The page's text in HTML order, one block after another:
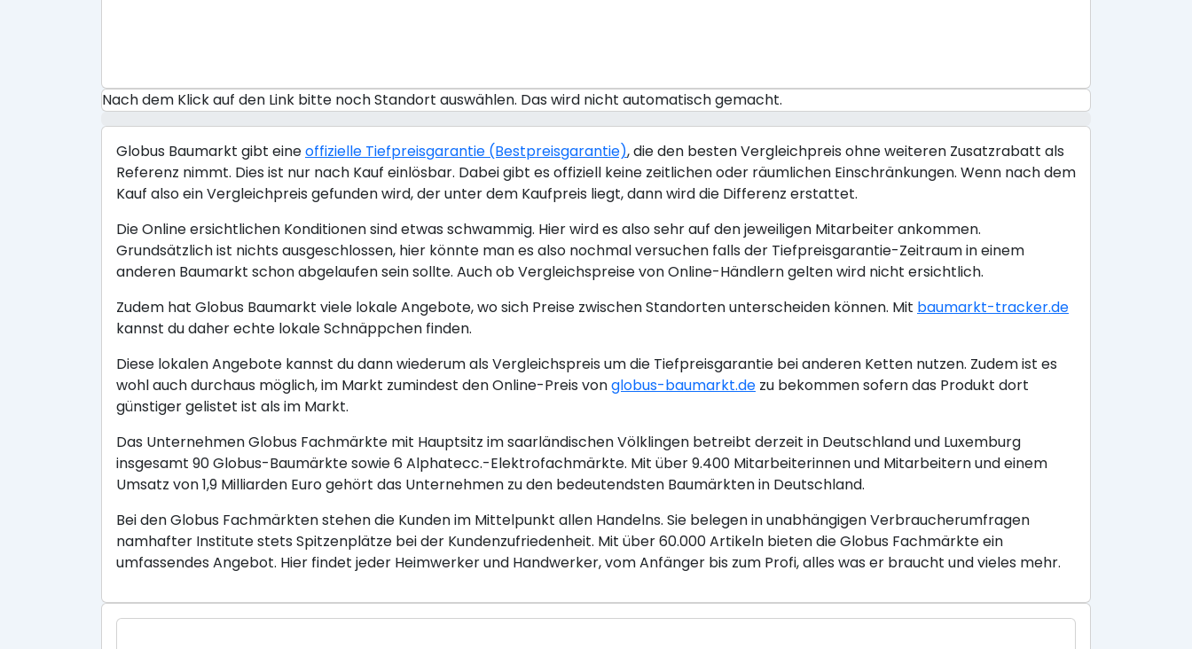
Nach dem Klick auf den Link bitte noch Standort auswählen. Das wird nicht automatisch gemacht.
Globus Baumarkt gibt eineoffizielle Tiefpreisgarantie (Bestpreisgarantie), die den besten Vergleichpreis ohne weiteren Zusatzrabatt als
Referenz nimmt. Dies ist nur nach Kauf einlösbar. Dabei gibt es offiziell keine zeitlichen oder räumlichen Einschränkungen. Wenn nach dem
Kauf also ein Vergleichpreis gefunden wird, der unter dem Kaufpreis liegt, dann wird die Differenz erstattet.
Die Online ersichtlichen Konditionen sind etwas schwammig. Hier wird es also sehr auf den jeweiligen Mitarbeiter ankommen.
Grundsätzlich ist nichts ausgeschlossen, hier könnte man es also nochmal versuchen falls der Tiefpreisgarantie-Zeitraum in einem
anderen Baumarkt schon abgelaufen sein sollte. Auch ob Vergleichspreise von Online-Händlern gelten wird nicht ersichtlich.
Zudem hat Globus Baumarkt viele lokale Angebote, wo sich Preise zwischen Standorten unterscheiden können. Mit baumarkt-tracker.de
kannst du daher echte lokale Schnäppchen finden.
Diese lokalen Angebote kannst du dann wiederum als Vergleichspreis um die Tiefpreisgarantie bei anderen Ketten nutzen. Zudem ist es
wohl auch durchaus möglich, im Markt zumindest den Online-Preis vonglobus-baumarkt.de zu bekommen sofern das Produkt dort
günstiger gelistet ist als im Markt.
Das Unternehmen Globus Fachmärkte mit Hauptsitz im saarländischen Völklingen betreibt derzeit in Deutschland und Luxemburg
insgesamt 90 Globus-Baumärkte sowie 6 Alphatecc.-Elektrofachmärkte. Mit über 9.400 Mitarbeiterinnen und Mitarbeitern und einem
Umsatz von 1,9 Milliarden Euro gehört das Unternehmen zu den bedeutendsten Baumärkten in Deutschland.
Bei den Globus Fachmärkten stehen die Kunden im Mittelpunkt allen Handelns. Sie belegen in unabhängigen Verbraucherumfragen
namhafter Institute stets Spitzenplätze bei der Kundenzufriedenheit. Mit über 60.000 Artikeln bieten die Globus Fachmärkte ein
umfassendes Angebot. Hier findet jeder Heimwerker und Handwerker, vom Anfänger bis zum Profi, alles was er braucht und vieles mehr.